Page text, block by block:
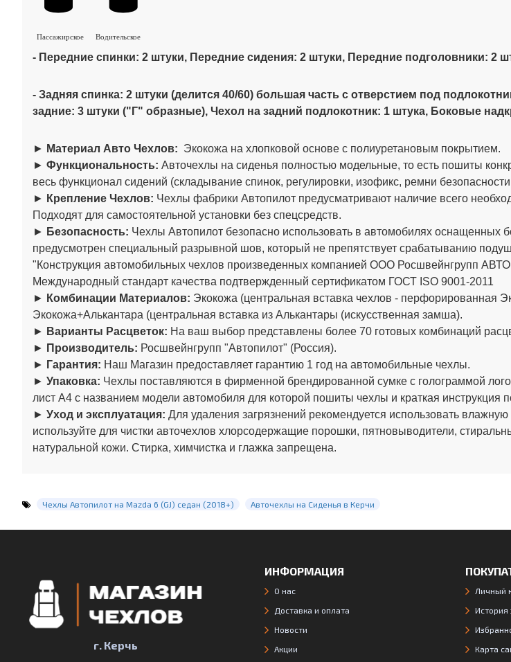
Пассажирское Водительское
- Передние спинки: 2 штуки, Передние сидения: 2 штуки, Передние подголовники: 2
- Задняя спинка: 2 штуки (делится 40/60) большая часть с отверстием под
задние: 3 штуки ("Г" образные), Чехол на задний подлокотник: 1 штука, Боковые
► Материал Авто Чехлов: Экокожа на хлопковой основе с полиуретановым покрытием.
► Функциональность: Авточехлы на сиденья полностью модельные, то есть пошиты
весь функционал сидений (складывание спинок, регулировки, изофикс, ремни
► Крепление Чехлов: Чехлы фабрики Автопилот предусматривают наличие всего
Подходят для самостоятельной установки без спецсредств.
► Безопасность: Чехлы Автопилот безопасно использовать в автомобилях оснащенных
предусмотрен специальный разрывной шов, который не препятствует срабатыванию
"Конструкция автомобильных чехлов произведенных компанией ООО Росшвейнгрупп
Международный стандарт качества подтвержденный сертификатом ГОСТ ISO 9001-2011
► Комбинации Материалов: Экокожа (центральная вставка чехлов - перфорированная
Экокожа+Алькантара (центральная вставка из Алькантары (искусственная замша).
► Варианты Расцветок: На ваш выбор представлены более 70 готовых комбинаций
► Производитель: Росшвейнгрупп "Автопилот" (Россия).
► Гарантия: Наш Магазин предоставляет гарантию 1 год на автомобильные чехлы.
► Упаковка: Чехлы поставляются в фирменной брендированной сумке с голограммой
лист А4 с названием модели автомобиля для которой пошиты чехлы и краткая инструкция
► Уход и эксплуатация: Для удаления загрязнений рекомендуется использовать
используйте для чистки авточехлов хлорсодержащие порошки, пятновыводители,
натуральной кожи. Стирка, химчистка и глажка запрещена.
Чехлы Автопилот на Mazda 6 (GJ) седан (2018+) Авточехлы на Сиденья в Керчи
г. Керчь
ИНФОРМАЦИЯ
О нас
Доставка и оплата
Новости
Акции
Личный
История
Карта